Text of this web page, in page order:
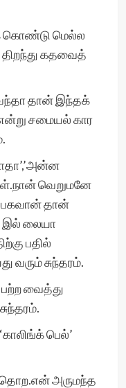
கொண்டு மெல்ல
கதவைத்
தான் இந்தக்
என்று சமையல் கார
வெறுமனே
தான்
இல் லையா
பதில்
சுந்தரம்.
வைத்து
பெல்’
அருமந்த